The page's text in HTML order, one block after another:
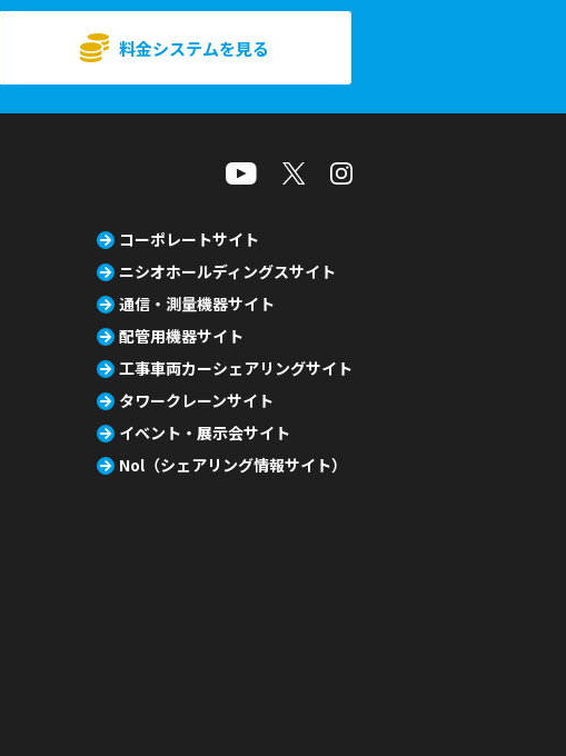
料金システムを見る
コーポレートサイト
ニシオホールディングスサイト
通信・測量機器サイト
配管用機器サイト
工事車両カーシェアリングサイト
タワークレーンサイト
イベント・展示会サイト
Nol（シェアリング情報サイト）